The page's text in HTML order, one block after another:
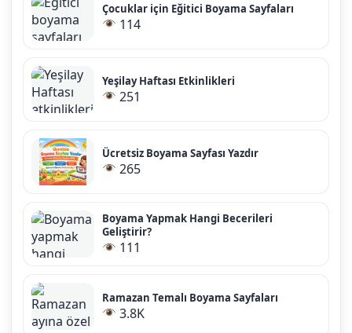
Çocuklar için Eğitici Boyama Sayfaları
114
Yeşilay Haftası Etkinlikleri
251
Ücretsiz Boyama Sayfası Yazdır
265
Boyama Yapmak Hangi Becerileri
Geliştirir?
111
Ramazan Temalı Boyama Sayfaları
3.8K